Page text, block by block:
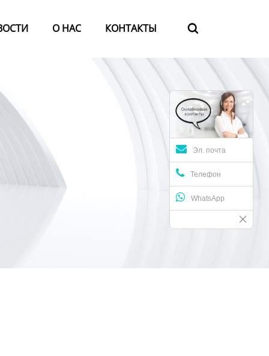
О HАС КОНТАКТЫ 
Эл. почта
Телефон
WhatsApp